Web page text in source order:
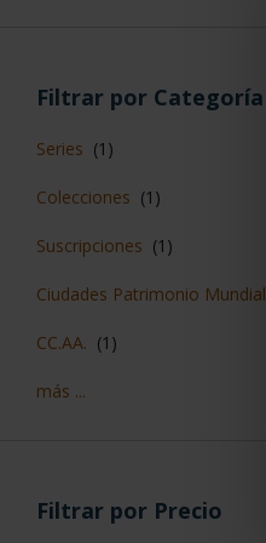
Filtrar por Categoría
Series (1)
Colecciones (1)
Suscripciones (1)
Ciudades Patrimonio Mundial
CC.AA. (1)
más ...
Filtrar por Precio